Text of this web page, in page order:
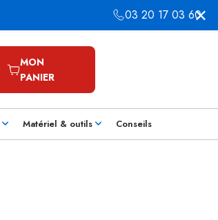
03 20 17 03 60
MON
PANIER
Matériel & outils Conseils